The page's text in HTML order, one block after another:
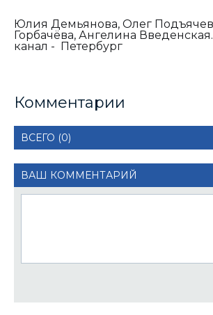
Юлия Демьянова, Олег
Горбачёва, Ангелина Введенская.
канал - Петербург
Комментарии
ВСЕГО (0)
ВАШ КОММЕНТАРИЙ